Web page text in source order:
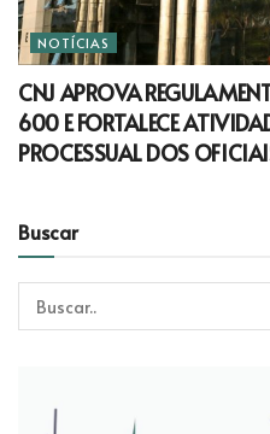
NOTÍCIAS
CNJ APROVA
600 E FORTALECE
PROCESSUAL DOS
Buscar